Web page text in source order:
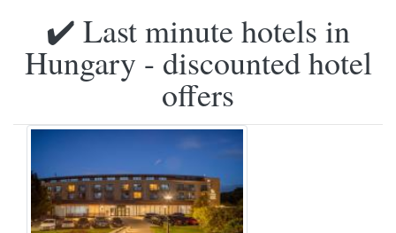
✔️ Last minute hotels in
Hungary - discounted hotel
offers